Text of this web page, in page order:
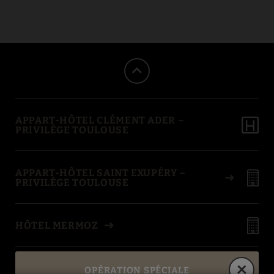
APPART-HÔTEL CLÉMENT ADER –
PRIVILÈGE TOULOUSE
APPART-HÔTEL SAINT EXUPÉRY –
PRIVILÈGE TOULOUSE
HÔTEL MERMOZ
BEST IN TRAVELOPÉRATION SPÉCIALE